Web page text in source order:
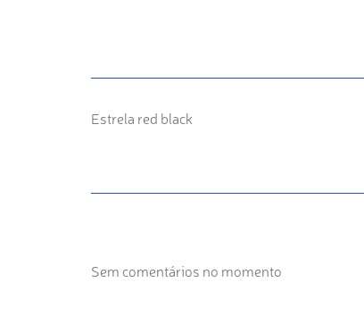
Estrela red black
Sem comentários no momento